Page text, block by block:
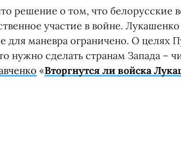
решение о том, что белорусские
участие в войне.
для маневра ограничено. О целях
нужно сделать странам Запада –
«Вторгнутся ли войска